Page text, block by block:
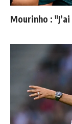
Mourinho :